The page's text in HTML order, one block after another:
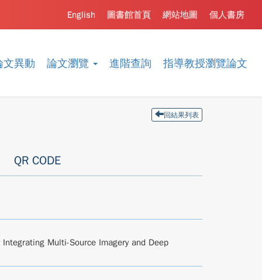
文異動 論文瀏覽 進階查詢 指導教授瀏覽論文
個人書房
網站地圖
圖書館首頁
English
回結果列表
QR CODE
Multi-Source Imagery and Deep